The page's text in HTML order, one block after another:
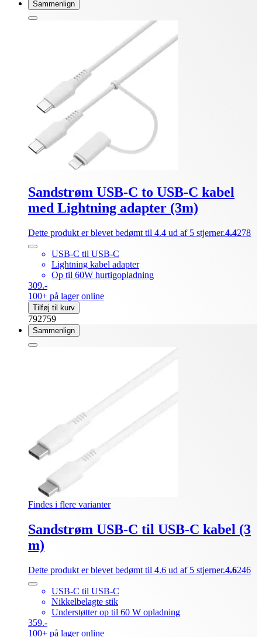
Sammenlign
Sandstrøm USB-C to USB-C kabel
med Lightning adapter (3m)
Dette produkt er blevet bedømt til 4.4 ud af 5 stjerner.4.4278
USB-C til USB-C
Lightning kabel adapter
Op til 60W hurtigopladning
309.-
100+ på lager online
Tilføj til kurv
792759
Sammenlign
Findes i flere varianter
Sandstrøm USB-C til USB-C kabel (3
m)
Dette produkt er blevet bedømt til 4.6 ud af 5 stjerner.4.6246
USB-C til USB-C
Nikkelbelagte stik
Understøtter op til 60 W opladning
359.-
100+ på lager online